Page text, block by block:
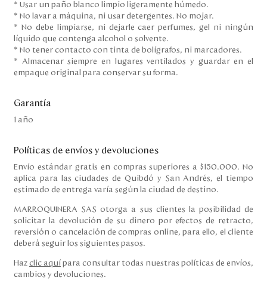
* Usar un paño blanco limpio ligeramente húmedo.
* No lavar a máquina, ni usar detergentes. No mojar.
* No debe limpiarse, ni dejarle caer perfumes, gel ni ningún
líquido que contenga alcohol o solvente.
* No tener contacto con tinta de bolígrafos, ni marcadores.
* Almacenar siempre en lugares ventilados y guardar en el
empaque original para conservar su forma.
Garantía
1 año
Políticas de envíos y devoluciones
Envío estándar gratis en compras superiores a $150.000. No
aplica para las ciudades de Quibdó y San Andrés, el tiempo
estimado de entrega varía según la ciudad de destino.
MARROQUINERA SAS otorga a sus clientes la posibilidad de
solicitar la devolución de su dinero por efectos de retracto,
reversión o cancelación de compras online, para ello, el cliente
deberá seguir los siguientes pasos.
Haz clic aquí para consultar todas nuestras políticas de envíos,
cambios y devoluciones.